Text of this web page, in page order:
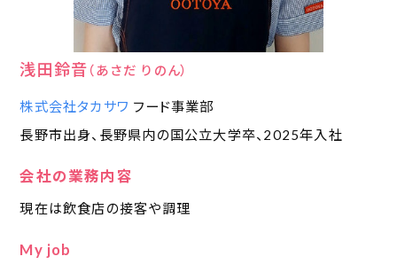
浅田鈴音 （あさだ りのん）
株式会社タカサワ フード事業部
長野市出身、 長野県内の国公立大学卒、 2025年入社
会社の業務内容
現在は飲食店の接客や調理
My job